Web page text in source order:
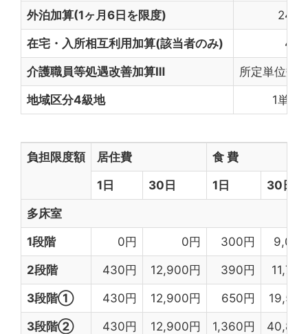
外泊加算(1ヶ月6日を限度) 246
在宅・入所相互利用加算(該当者のみ) 40
介護職員等処遇改善加算Ⅲ 所定単位数
地域区分4級地 1単位
負担限度額 居住費 食 費
1日 30日 1日 30日
多床室
1段階 0円 0円 300円
2段階 430円 12,900円 390円
3段階① 430円 12,900円 650円
3段階② 430円 12,900円 1,360円